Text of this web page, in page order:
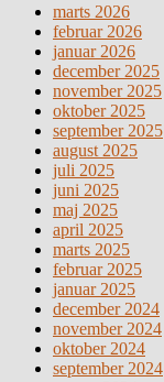
marts 2026
februar 2026
januar 2026
december 2025
november 2025
oktober 2025
september 2025
august 2025
juli 2025
juni 2025
maj 2025
april 2025
marts 2025
februar 2025
januar 2025
december 2024
november 2024
oktober 2024
september 2024